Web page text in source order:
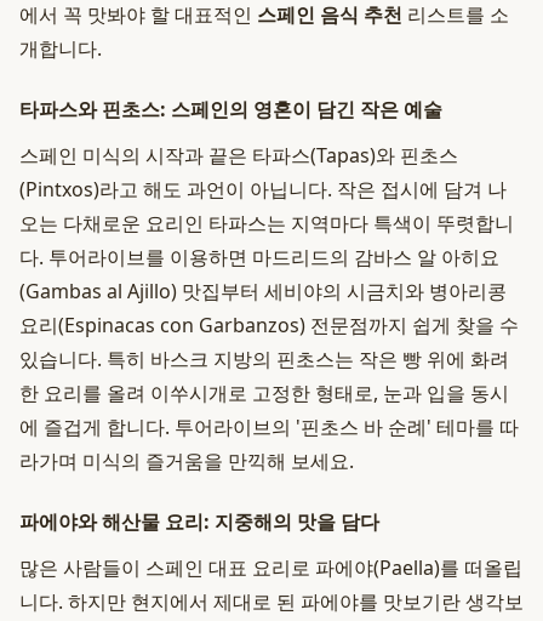
에서 꼭 맛봐야 할 대표적인 스페인 음식 추천 리스트를 소
개합니다.
타파스와 핀초스: 스페인의 영혼이 담긴 작은 예술
스페인 미식의 시작과 끝은 타파스(Tapas)와 핀초스
(Pintxos)라고 해도 과언이 아닙니다. 작은 접시에 담겨 나
오는 다채로운 요리인 타파스는 지역마다 특색이 뚜렷합니
다. 투어라이브를 이용하면 마드리드의 감바스 알 아히요
(Gambas al Ajillo) 맛집부터 세비야의 시금치와 병아리콩
요리(Espinacas con Garbanzos) 전문점까지 쉽게 찾을 수
있습니다. 특히 바스크 지방의 핀초스는 작은 빵 위에 화려
한 요리를 올려 이쑤시개로 고정한 형태로, 눈과 입을 동시
에 즐겁게 합니다. 투어라이브의 '핀초스 바 순례' 테마를 따
라가며 미식의 즐거움을 만끽해 보세요.
파에야와 해산물 요리: 지중해의 맛을 담다
많은 사람들이 스페인 대표 요리로 파에야(Paella)를 떠올립
니다. 하지만 현지에서 제대로 된 파에야를 맛보기란 생각보